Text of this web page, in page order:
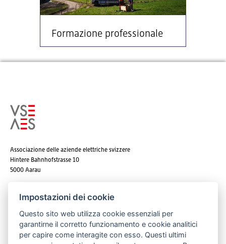
Formazione professionale
Associazione delle aziende elettriche svizzere
Hintere Bahnhofstrasse 10
5000 Aarau
E-mail:info@strom.ch
Impostazioni dei cookie
Questo sito web utilizza cookie essenziali per
garantirne il corretto funzionamento e cookie analitici
per capire come interagite con esso. Questi ultimi